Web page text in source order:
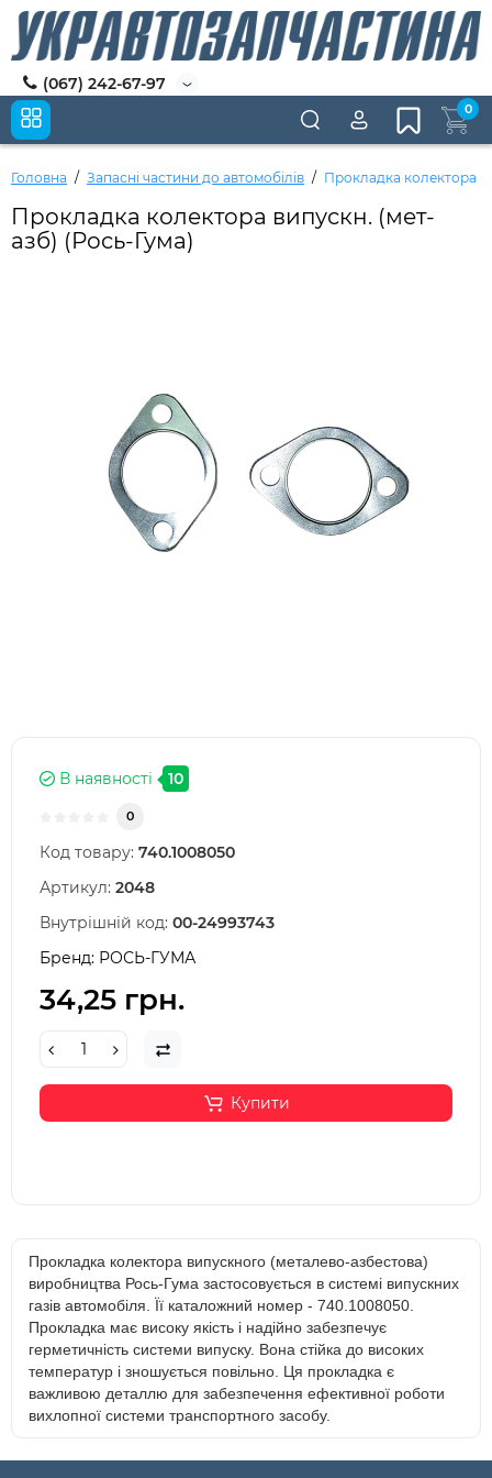
(067) 242-67-97
0
Головна Запасні частини до автомобілів Прокладка колектора
Прокладка колектора випускн. (мет-
азб) (Рось-Гума)
В наявності 10
0
Код товару: 740.1008050
Артикул: 2048
Внутрішній код: 00-24993743
Бренд: РОСЬ-ГУМА
34,25 грн.
Купити
Прокладка колектора випускного (металево-азбестова)
виробництва Рось-Гума застосовується в системі випускних
газів автомобіля. Її каталожний номер - 740.1008050.
Прокладка має високу якість і надійно забезпечує
герметичність системи випуску. Вона стійка до високих
температур і зношується повільно. Ця прокладка є
важливою деталлю для забезпечення ефективної роботи
вихлопної системи транспортного засобу.